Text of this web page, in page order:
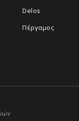
Delos
Πέργαμος